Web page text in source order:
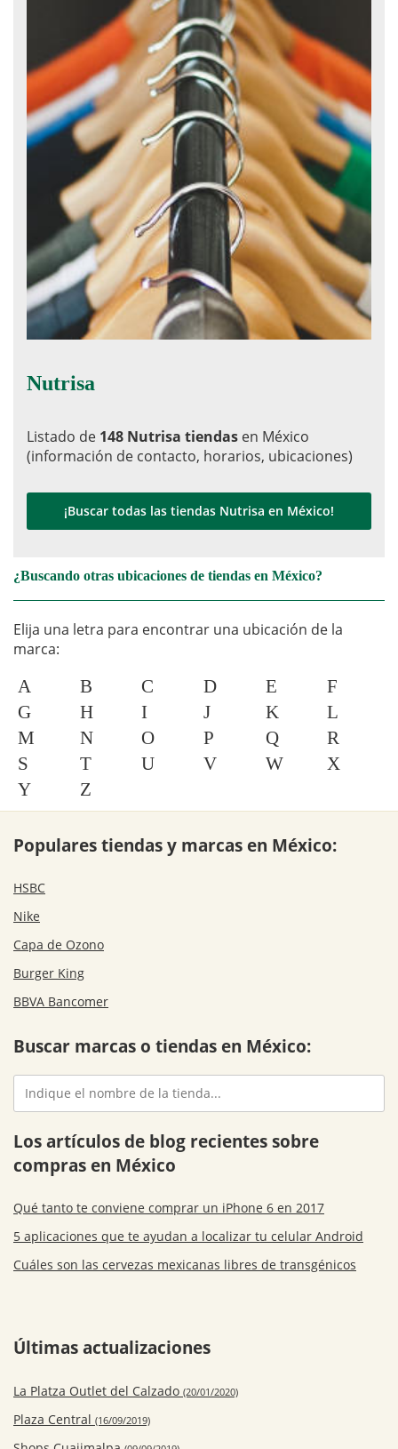
Nutrisa
Listado de 148 Nutrisa tiendas en México
(información de contacto, horarios, ubicaciones)
¡Buscar todas las tiendas Nutrisa en México!
¿Buscando otras ubicaciones de tiendas en México?
Elija una letra para encontrar una ubicación de la
marca:
A B C D E
F
G
H I J K
L
M
N O P Q
R
S
T U V W
X
Y
Z
Populares tiendas y marcas en México:
HSBC
Nike
Capa de Ozono
Burger King
BBVA Bancomer
Buscar marcas o tiendas en México:
Los artículos de blog recientes sobre
compras en México
Qué tanto te conviene comprar un iPhone 6 en 2017
5 aplicaciones que te ayudan a localizar tu celular Android
Cuáles son las cervezas mexicanas libres de transgénicos
Últimas actualizaciones
La Platza Outlet del Calzado (20/01/2020)
Plaza Central (16/09/2019)